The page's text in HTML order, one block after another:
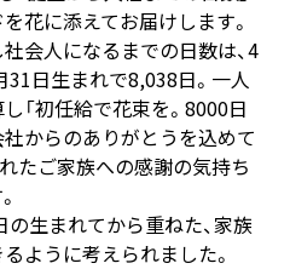
花に添えてお届けします。
会人になるまでの日数は、4
31日生まれで8,038日。一人
「初任給で花束を。8000日
からのありがとうを込めて
たご家族への感謝の気持ち
生まれてから重ねた、家族
ように考えられました。